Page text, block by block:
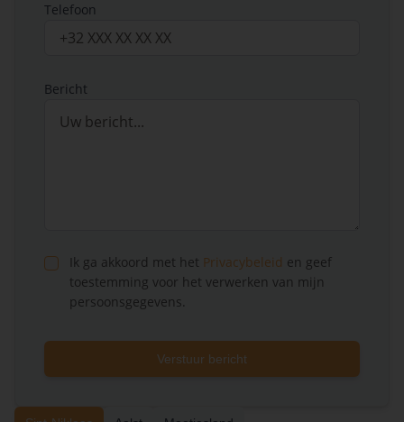
Telefoon
Bericht
Ik ga akkoord met het Privacybeleid en geef
toestemming voor het verwerken van mijn
persoonsgegevens.
Verstuur bericht